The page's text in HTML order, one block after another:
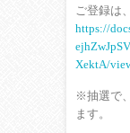
ご登録は
https://
XektA/
※抽選で
ます。